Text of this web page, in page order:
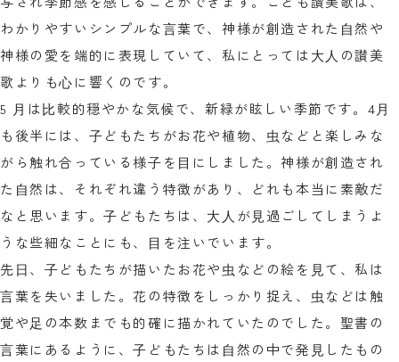
わかりやすいシンプルな⾔葉で、神様が創造された⾃然や
神様の愛を端的に表現していて、私にとっては⼤⼈の讃美
歌よりも⼼に響くのです。
5 ⽉は⽐較的穏やかな気候で、新緑が眩しい季節です。4⽉
も後半には、⼦どもたちがお花や植物、⾍などと楽しみな
がら触れ合っている様⼦を⽬にしました。神様が創造され
た⾃然は、それぞれ違う特徴があり、どれも本当に素敵だ
なと思います。⼦どもたちは、⼤⼈が⾒過ごしてしまうよ
うな些細なことにも、⽬を注いでいます。
先⽇、⼦どもたちが描いたお花や⾍などの絵を⾒て、私は
⾔葉を失いました。花の特徴をしっかり捉え、⾍などは触
覚や⾜の本数までも的確に描かれていたのでした。聖書の
⾔葉にあるように、⼦どもたちは⾃然の中で発⾒したもの